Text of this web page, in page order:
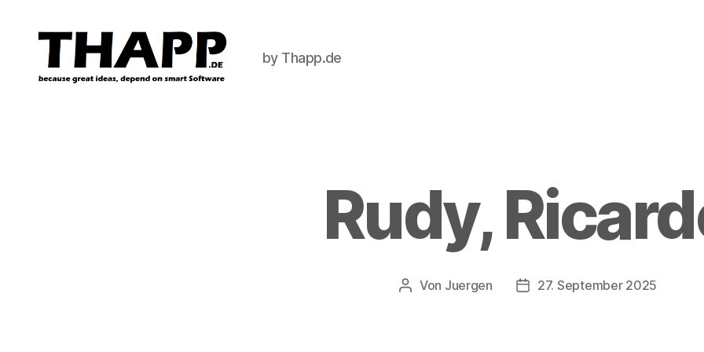
by Thapp.de
Rudy,
Beitragsautor
Von Juergen Beitragsdatum
27. September 2025